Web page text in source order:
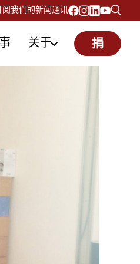
阅我们的新闻通讯
关于 捐